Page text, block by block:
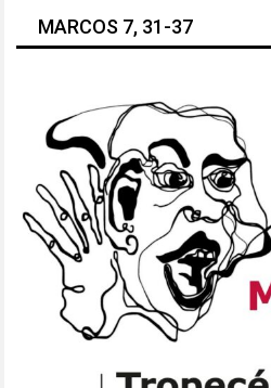
MARCOS 7, 31-37